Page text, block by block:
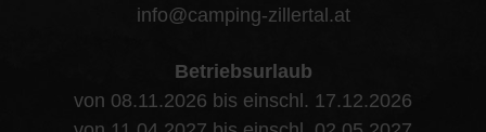
info@camping-zillertal.at
Betriebsurlaub
von 08.11.2026 bis einschl. 17.12.2026